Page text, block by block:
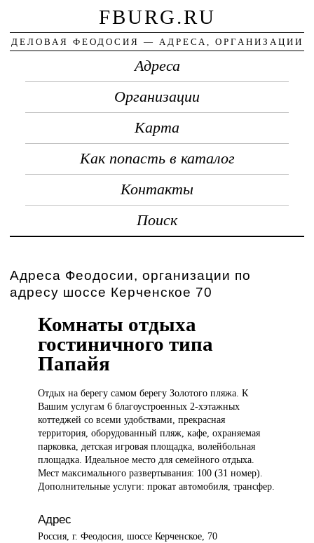
FBURG.RU
ДЕЛОВАЯ ФЕОДОСИЯ — АДРЕСА, ОРГАНИЗАЦИИ
Адреса
Организации
Карта
Как попасть в каталог
Контакты
Поиск
Адреса Феодосии, организации по
адресу шоссе Керченское 70
Комнаты отдыха
гостиничного типа
Папайя
Отдых наберегу самом берегу Золотого пляжа. К
Вашим услугам 6 благоустроенных 2-хэтажных
коттеджей со всеми удобствами, прекрасная
территория, оборудованный пляж, кафе, охраняемая
парковка, детская игровая площадка, волейбольная
площадка. Идеальное место для семейного отдыха.
Мест максимального развертывания: 100 (31 номер).
Дополнительные услуги: прокат автомобиля, трансфер.
Адрес
Россия, г. Феодосия, шоссе Керченское, 70